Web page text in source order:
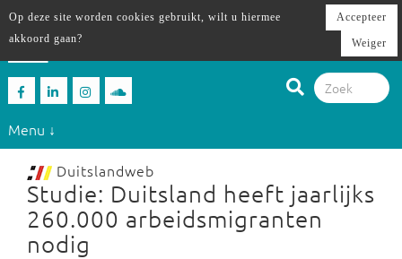
Menu ↓
Duitslandweb
Studie: Duitsland heeft jaarlijks
260.000 arbeidsmigranten
nodig
Op deze site worden cookies gebruikt, wilt u hiermee
akkoord gaan?
Accepteer
Weiger